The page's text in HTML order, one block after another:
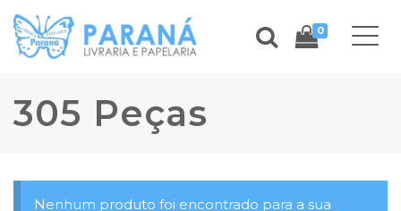
0
305 Peças
Nenhum produto foi encontrado para a sua